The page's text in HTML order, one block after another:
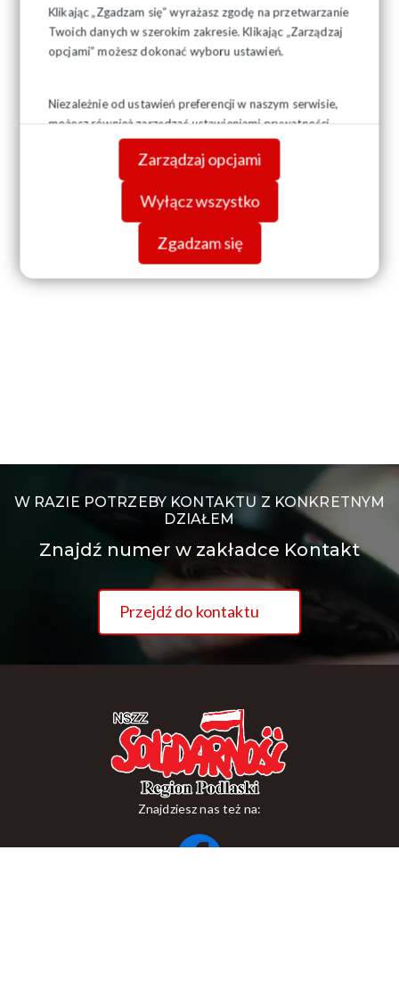
Klikając „Zgadzam się” wyrażasz zgodę na przetwarzanie
Twoich danych w szerokim zakresie. Klikając „Zarządzaj
opcjami” możesz dokonać wyboru ustawień.
Niezależnie od ustawień preferencji w naszym serwisie,
możesz również zarządzać ustawieniami prywatności
swojej przeglądarki. Więcej informacji o przetwarzaniu
danych znajdziesz wPolityce prywatności.
Zarządzaj opcjami
Wyłącz wszystko
Zgadzam się
Przewodniczący Zarządu
Regionu Podlaskiego NSZZ
Józef Mozolewski
W RAZIE POTRZEBY KONTAKTU Z KONKRETNYM
DZIAŁEM
Znajdź numer w zakładce Kontakt
Przejdź do kontaktu
Znajdziesz nas też na: